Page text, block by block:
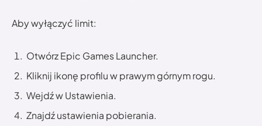
Aby wyłączyć limit:
Otwórz Epic Games Launcher.
Kliknij ikonę profilu w prawym górnym rogu.
Wejdź w Ustawienia.
Znajdź ustawienia pobierania.